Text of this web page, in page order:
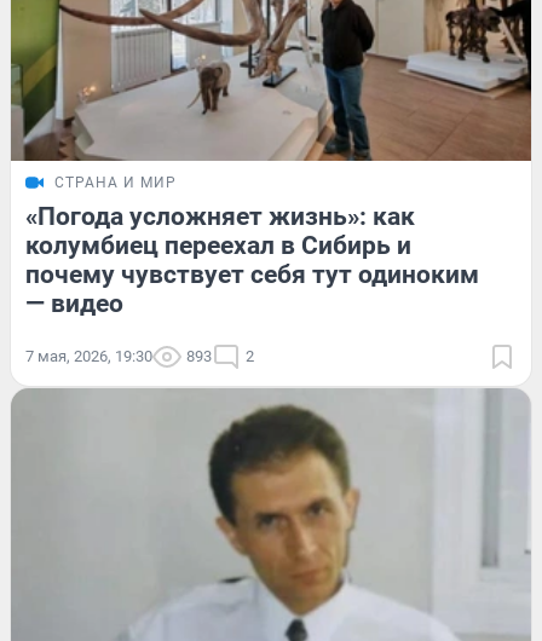
СТРАНА И МИР
«Погода усложняет жизнь»: как
колумбиец переехал в Сибирь и
почему чувствует себя тут одиноким
— видео
7 мая, 2026, 19:30 893 2